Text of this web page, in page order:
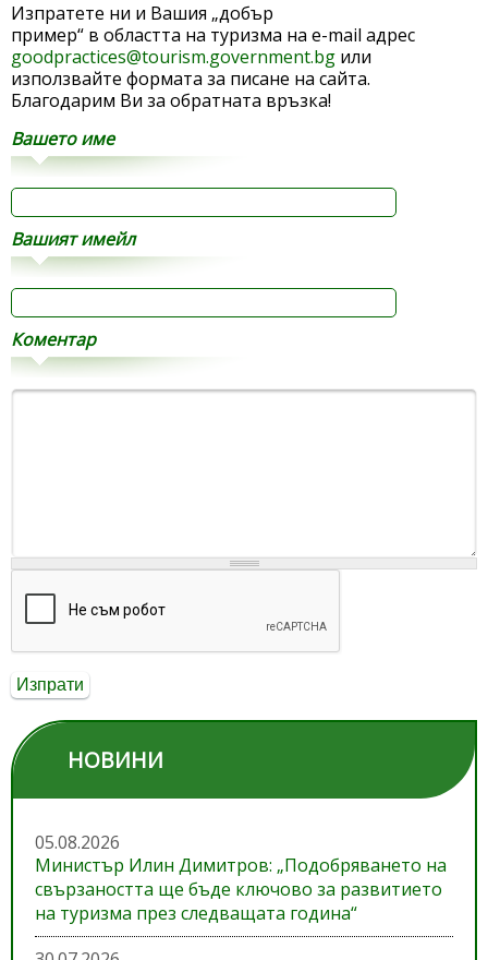
Изпратете ни и Вашия „добър
пример“ в областта на туризма на e-mail адрес
goodpractices@tourism.government.bg или
използвайте формата за писане на сайта.
Благодарим Ви за обратната връзка!
Вашето име
Вашият имейл
Коментар
НОВИНИ
05.08.2026
Министър Илин Димитров: „Подобряването на
свързаността ще бъде ключово за развитието
на туризма през следващата година“